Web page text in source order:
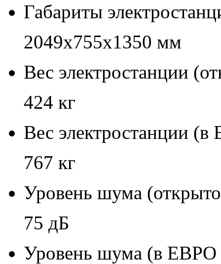
Габариты
2049х755х1350 мм
Вес электростанции
424 кг
Вес электростанции
767 кг
Уровень шума
75 дБ
Уровень шума (в ЕВРО